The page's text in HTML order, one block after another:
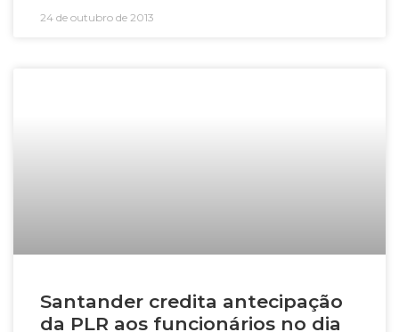
24 de outubro de 2013
Santander credita antecipação
da PLR aos funcionários no dia